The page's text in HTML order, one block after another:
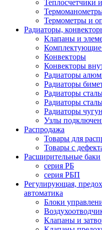
Теплосчетчики
Термометры и
Радиаторы,
Клапаны и
Комплектующие
Конвекторы
Конвекторы
Радиаторы
Радиаторы
Радиаторы
Радиаторы
Радиаторы
Узлы
Распродажа
Товары для
Товары с
Расширительные баки
серия РБ
серия РБП
Регулирующая,
автоматика
Блоки
Клапаны и